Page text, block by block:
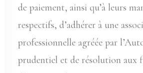
de paiement, ainsi qu’à leurs
respectifs, d’adhérer à une
professionnelle agréée par
prudentiel et de résolution aux